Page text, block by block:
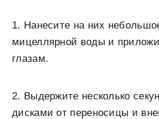
1. Нанесите на них
мицеллярной воды и
глазам.
2. Выдержите несколько
дисками от переносицы и